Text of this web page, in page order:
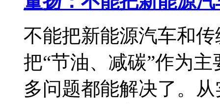
不能把新能源汽车和
把“节油、减碳”作为
多问题都能解决了。